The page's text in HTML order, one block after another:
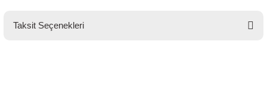
Taksit Seçenekleri